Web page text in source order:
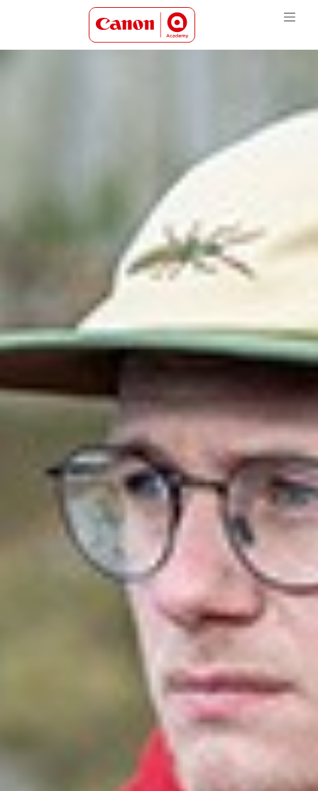
Canon Academy Logo